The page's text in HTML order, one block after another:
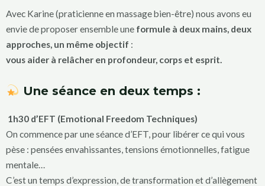
Avec Karine (praticienne en massage bien-être) nous avons eu
envie de proposer ensemble une formule à deux mains, deux
approches, un même objectif :
vous aider à relâcher en profondeur, corps et esprit.
Une séance en deux temps :
1h30 d’EFT (Emotional Freedom Techniques)
On commence par une séance d’EFT, pour libérer ce qui vous
pèse : pensées envahissantes, tensions émotionnelles, fatigue
mentale…
C’est un temps d’expression, de transformation et d’allègement